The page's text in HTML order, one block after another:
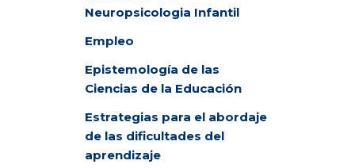
Neuropsicologia Infantil
Empleo
Epistemología de las
Ciencias de la Educación
Estrategias para el abordaje
de las dificultades del
aprendizaje